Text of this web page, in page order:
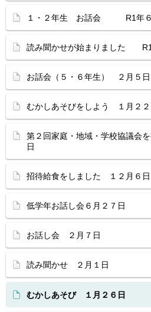
１・２年生 お話会 R1年６
読み聞かせが始まりました R1
お話会（５・６年生） ２月５日
むかしあそびをしよう １月２２
第２回家庭・地域・学校協議会
日
招待給食をしました １２月６日
低学年お話し会６月２７日
お話し会 ２月７日
読み聞かせ ２月１日
むかしあそび １月２６日